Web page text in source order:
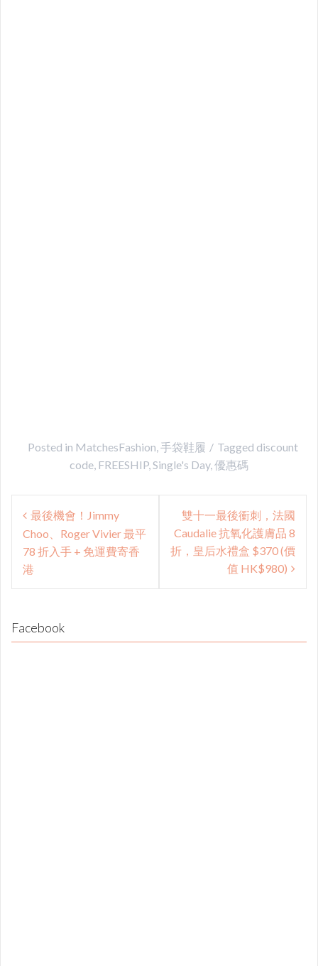
Posted in MatchesFashion,手袋鞋履 Tagged discount
code, FREESHIP,Single's Day,優惠碼
Post
navigation
最後機會！Jimmy
Choo、Roger Vivier 最平
78 折入手 + 免運費寄香
港
雙十一最後衝刺，法國
Caudalie 抗氧化護膚品 8
折，皇后水禮盒 $370 (價
值 HK$980)
Facebook